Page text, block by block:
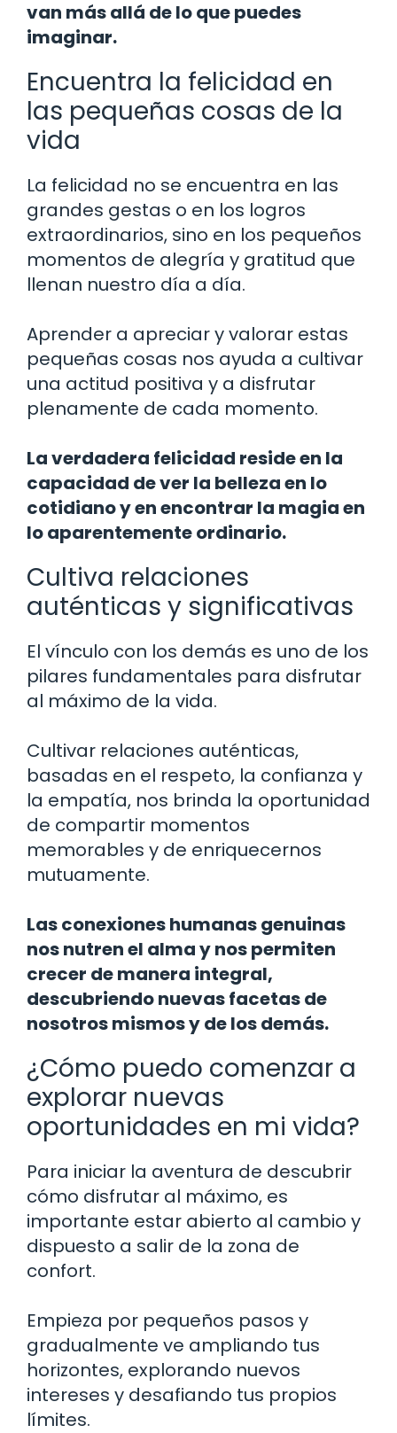
van más allá de lo que puedes
imaginar.
Encuentra la felicidad en
las pequeñas cosas de la
vida
La felicidad no se encuentra en las
grandes gestas o en los logros
extraordinarios, sino en los pequeños
momentos de alegría y gratitud que
llenan nuestro día a día.
Aprender a apreciar y valorar estas
pequeñas cosas nos ayuda a cultivar
una actitud positiva y a disfrutar
plenamente de cada momento.
La verdadera felicidad reside en la
capacidad de ver la belleza en lo
cotidiano y en encontrar la magia en
lo aparentemente ordinario.
Cultiva relaciones
auténticas y significativas
El vínculo con los demás es uno de los
pilares fundamentales para disfrutar
al máximo de la vida.
Cultivar relaciones auténticas,
basadas en el respeto, la confianza y
la empatía, nos brinda la oportunidad
de compartir momentos
memorables y de enriquecernos
mutuamente.
Las conexiones humanas genuinas
nos nutren el alma y nos permiten
crecer de manera integral,
descubriendo nuevas facetas de
nosotros mismos y de los demás.
¿Cómo puedo comenzar a
explorar nuevas
oportunidades en mi vida?
Para iniciar la aventura de descubrir
cómo disfrutar al máximo, es
importante estar abierto al cambio y
dispuesto a salir de la zona de
confort.
Empieza por pequeños pasos y
gradualmente ve ampliando tus
horizontes, explorando nuevos
intereses y desafiando tus propios
límites.